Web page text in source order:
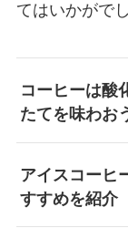
てはいかがで
コーヒーは酸
たてを味わお
アイスコーヒ
すすめを紹介